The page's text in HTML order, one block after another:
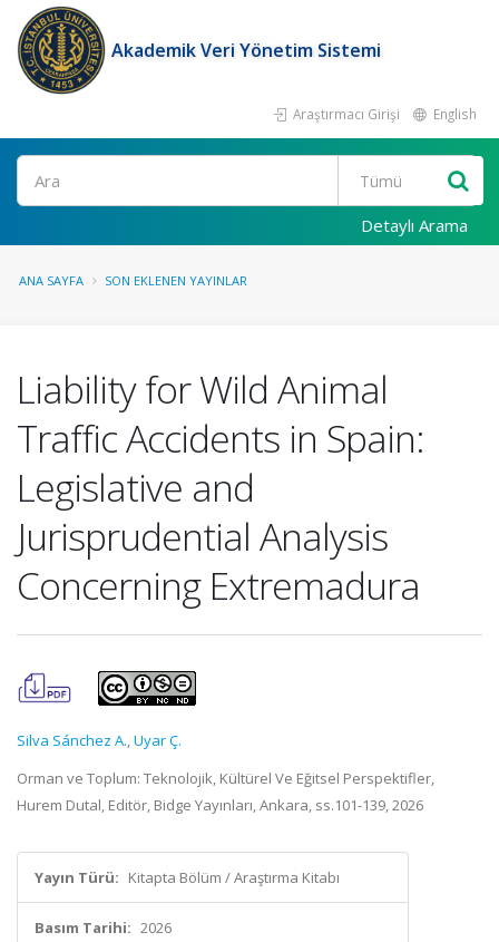
Akademik Veri Yönetim Sistemi
Araştırmacı Girişi English
Ara
Detaylı Arama
ANA SAYFA SON EKLENEN YAYINLAR
Liability for Wild Animal
Traffic Accidents in Spain:
Legislative and
Jurisprudential Analysis
Concerning Extremadura
Silva Sánchez A.,Uyar Ç.
Orman ve Toplum: Teknolojik, Kültürel Ve Eğitsel Perspektifler,
Hurem Dutal, Editör, Bidge Yayınları, Ankara, ss.101-139, 2026
Yayın Türü: Kitapta Bölüm / Araştırma Kitabı
Basım Tarihi: 2026